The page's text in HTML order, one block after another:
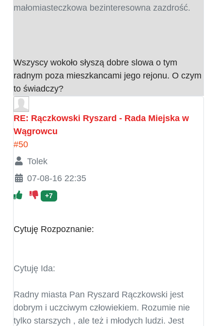
małomiasteczkowa bezinteresowna zazdrość.
Wszyscy wokoło słyszą dobre slowa o tym
radnym poza mieszkancami jego rejonu. O czym
to świadczy?
RE: Rączkowski Ryszard - Rada Miejska w
Wągrowcu
#50
Tolek
07-08-16 22:35
+7
Cytuję Rozpoznanie:
Cytuję Ida:
Radny miasta Pan Ryszard Rączkowski jest
dobrym i uczciwym człowiekiem. Rozumie nie
tylko starszych , ale też i młodych ludzi. Jest